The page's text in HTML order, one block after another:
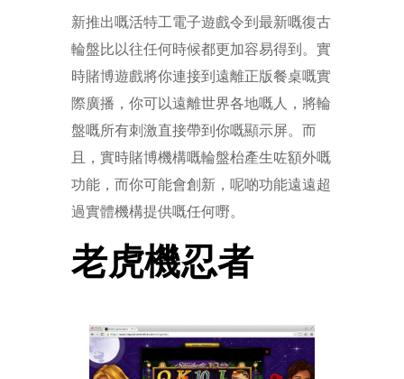
新推出嘅活特工電子遊戲令到最新嘅復古
輪盤比以往任何時候都更加容易得到。實
時賭博遊戲將你連接到遠離正版餐桌嘅實
際廣播，你可以遠離世界各地嘅人，將輪
盤嘅所有刺激直接帶到你嘅顯示屏。而
且，實時賭博機構嘅輪盤枱產生咗額外嘅
功能，而你可能會創新，呢啲功能遠遠超
過實體機構提供嘅任何嘢。
老虎機忍者